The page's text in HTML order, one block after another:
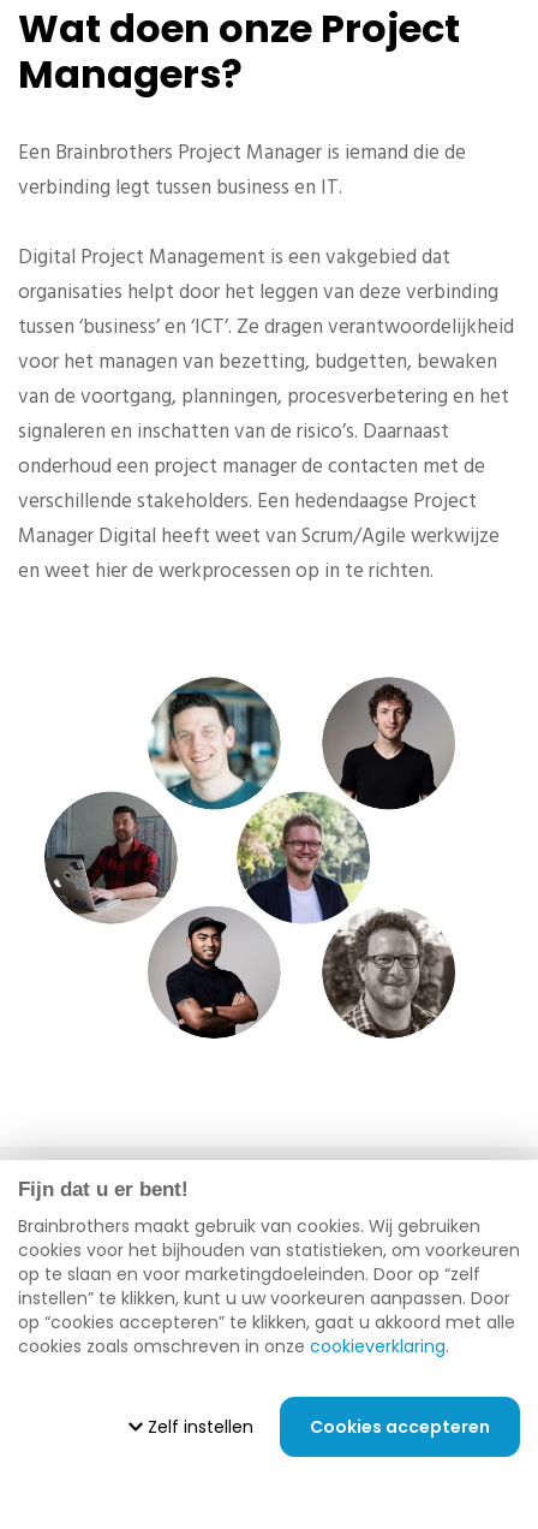
Wat doen onze Project
Managers?
Een Brainbrothers Project Manager is iemand die de
verbinding legt tussen business en IT.
Digital Project Management is een vakgebied dat
organisaties helpt door het leggen van deze verbinding
tussen ‘business’ en ‘ICT’. Ze dragen verantwoordelijkheid
voor het managen van bezetting, budgetten, bewaken
van de voortgang, planningen, procesverbetering en het
signaleren en inschatten van de risico’s. Daarnaast
onderhoud een project manager de contacten met de
verschillende stakeholders. Een hedendaagse Project
Manager Digital heeft weet van Scrum/Agile werkwijze
en weet hier de werkprocessen op in te richten.
Langs komen?
De deur staat altijd open!
Driebergen
23
Fijn dat u er bent!
Brainbrothers maakt gebruik van cookies. Wij gebruiken
cookies voor het bijhouden van statistieken, om voorkeuren
op te slaan en voor marketingdoeleinden. Door op “zelf
instellen” te klikken, kunt u uw voorkeuren aanpassen. Door
op “cookies accepteren” te klikken, gaat u akkoord met alle
cookies zoals omschreven in onze cookieverklaring.
Zelf instellen Cookies accepteren